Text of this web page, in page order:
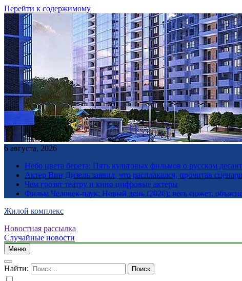
Перейти к содержимому
6 августа, 2026
Небо цвета берета: Пять культовых фильмов о русском
Актер Вин Дизель заявил, что расплакался, прочитав
Чем грозят театру и кино цифровые актеры
Фильм Человек-паук: Новый день (2026): весь сюжет,
Жилой комплекс
Новостная рассылка
Случайные новости
Меню
Найти: